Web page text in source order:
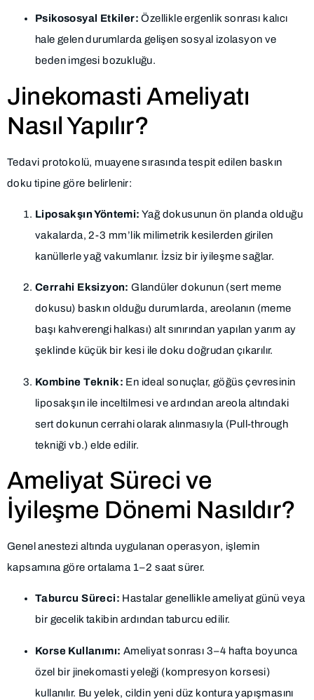
Psikososyal Etkiler: Özellikle ergenlik sonrası kalıcı
hale gelen durumlarda gelişen sosyal izolasyon ve
beden imgesi bozukluğu.
Jinekomasti Ameliyatı
Nasıl Yapılır?
Tedavi protokolü, muayene sırasında tespit edilen baskın
doku tipine göre belirlenir:
Liposakşın Yöntemi: Yağ dokusunun ön planda olduğu
vakalarda, 2-3 mm’lik milimetrik kesilerden girilen
kanüllerle yağ vakumlanır. İzsiz bir iyileşme sağlar.
Cerrahi Eksizyon: Glandüler dokunun (sert meme
dokusu) baskın olduğu durumlarda, areolanın (meme
başı kahverengi halkası) alt sınırından yapılan yarım ay
şeklinde küçük bir kesi ile doku doğrudan çıkarılır.
Kombine Teknik: En ideal sonuçlar, göğüs çevresinin
liposakşın ile inceltilmesi ve ardından areola altındaki
sert dokunun cerrahi olarak alınmasıyla (Pull-through
tekniği vb.) elde edilir.
Ameliyat Süreci ve
İyileşme Dönemi Nasıldır?
Genel anestezi altında uygulanan operasyon, işlemin
kapsamına göre ortalama 1–2 saat sürer.
Taburcu Süreci: Hastalar genellikle ameliyat günü veya
bir gecelik takibin ardından taburcu edilir.
Korse Kullanımı: Ameliyat sonrası 3–4 hafta boyunca
özel bir jinekomasti yeleği (kompresyon korsesi)
kullanılır. Bu yelek, cildin yeni düz kontura yapışmasını